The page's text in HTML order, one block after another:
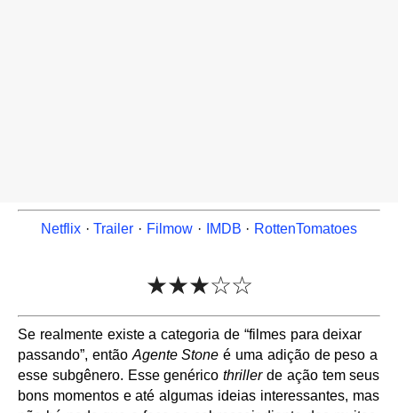
Netflix·Trailer · Filmow · IMDB · RottenTomatoes
★★★☆☆
Se realmente existe a categoria de “filmes para deixar
passando”, então Agente Stone é uma adição de peso a
esse subgênero. Esse genéricothrillerde ação tem seus
bons momentos e até algumas ideias interessantes, mas